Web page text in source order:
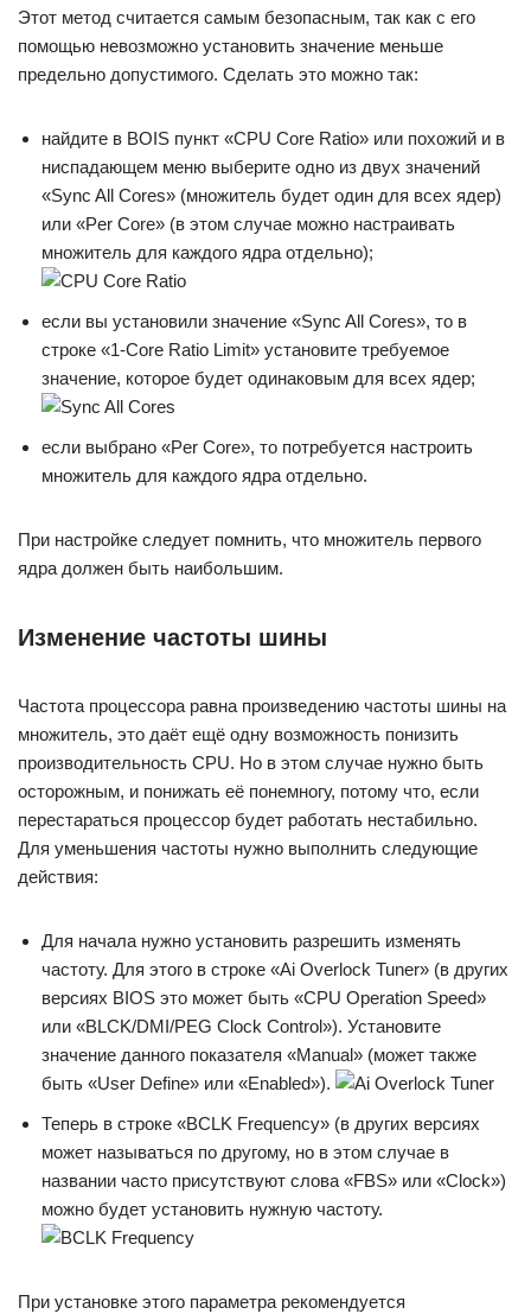
Этот метод считается самым безопасным, так как с его
помощью невозможно установить значение меньше
предельно допустимого. Сделать это можно так:
найдите в BOIS пункт «CPU Core Ratio» или похожий и в
ниспадающем меню выберите одно из двух значений
«Sync All Cores» (множитель будет один для всех ядер)
или «Per Core» (в этом случае можно настраивать
множитель для каждого ядра отдельно);
если вы установили значение «Sync All Cores», то в
строке «1-Core Ratio Limit» установите требуемое
значение, которое будет одинаковым для всех ядер;
если выбрано «Per Core», то потребуется настроить
множитель для каждого ядра отдельно.
При настройке следует помнить, что множитель первого
ядра должен быть наибольшим.
Изменение частоты шины
Частота процессора равна произведению частоты шины на
множитель, это даёт ещё одну возможность понизить
производительность CPU. Но в этом случае нужно быть
осторожным, и понижать её понемногу, потому что, если
перестараться процессор будет работать нестабильно.
Для уменьшения частоты нужно выполнить следующие
действия:
Для начала нужно установить разрешить изменять
частоту. Для этого в строке «Ai Overlock Tuner» (в других
версиях BIOS это может быть «CPU Operation Speed»
или «BLCK/DMI/PEG Clock Control»). Установите
значение данного показателя «Manual» (может также
быть «User Define» или «Enabled»).
Теперь в строке «BCLK Frequency» (в других версиях
может называться по другому, но в этом случае в
названии часто присутствуют слова «FBS» или «Clock»)
можно будет установить нужную частоту.
При установке этого параметра рекомендуется